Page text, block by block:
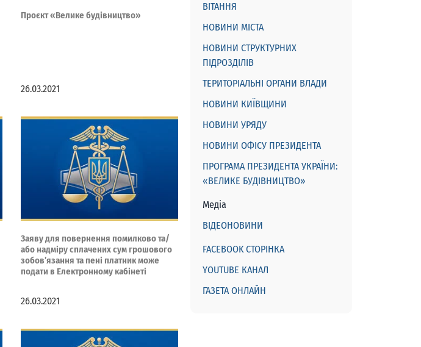
Проєкт «Велике будівництво»
26.03.2021
Заяву для повернення помилково та/
або надміру сплачених сум грошового
зобов’язання та пені платник може
подати в Електронному кабінеті
26.03.2021
ВІТАННЯ
НОВИНИ МІСТА
НОВИНИ СТРУКТУРНИХ
ПІДРОЗДІЛІВ
ТЕРИТОРІАЛЬНІ ОРГАНИ ВЛАДИ
НОВИНИ КИЇВЩИНИ
НОВИНИ УРЯДУ
НОВИНИ ОФІСУ ПРЕЗИДЕНТА
ПРОГРАМА ПРЕЗИДЕНТА УКРАЇНИ:
«ВЕЛИКЕ БУДІВНИЦТВО»
Медіа
ВІДЕОНОВИНИ
FACEBOOK СТОРІНКА
YOUTUBE КАНАЛ
ГАЗЕТА ОНЛАЙН